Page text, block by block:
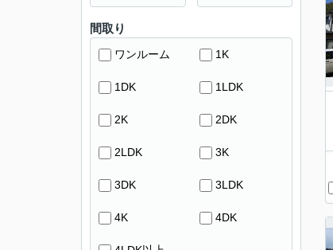
間取り
ワンルーム 1K
1DK 1LDK
2K 2DK
2LDK 3K
3DK 3LDK
4K 4DK